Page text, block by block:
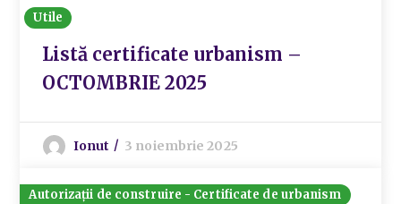
Utile
Listă certificate urbanism –
OCTOMBRIE 2025
Ionut 3 noiembrie 2025
Autorizații de construire - Certificate de urbanism